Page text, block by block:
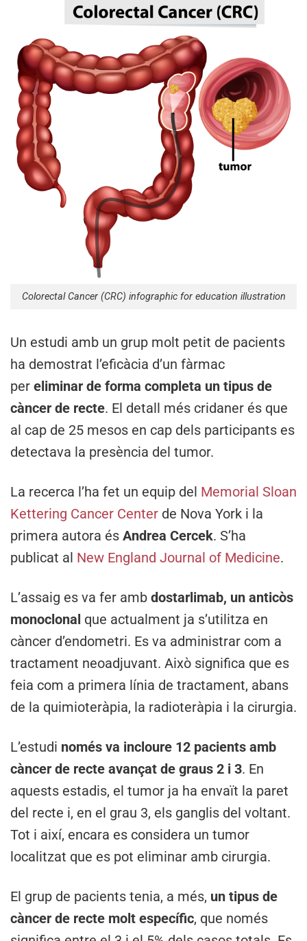
Colorectal Cancer (CRC) infographic for education illustration
Un estudi amb un grup molt petit de pacients
ha demostrat l’eficàcia d’un fàrmac
per eliminar de forma completa un tipus de
càncer de recte. El detall més cridaner és que
al cap de 25 mesos en cap dels participants es
detectava la presència del tumor.
La recerca l’ha fet un equip del Memorial Sloan
Kettering Cancer Center de Nova York i la
primera autora és Andrea Cercek. S’ha
publicat al New England Journal of Medicine.
L’assaig es va fer amb dostarlimab, un anticòs
monoclonal que actualment ja s’utilitza en
càncer d’endometri. Es va administrar com a
tractament neoadjuvant. Això significa que es
feia com a primera línia de tractament, abans
de la quimioteràpia, la radioteràpia i la cirurgia.
L’estudi només va incloure 12 pacients amb
càncer de recte avançat de graus 2 i 3. En
aquests estadis, el tumor ja ha envaït la paret
del recte i, en el grau 3, els ganglis del voltant.
Tot i així, encara es considera un tumor
localitzat que es pot eliminar amb cirurgia.
El grup de pacients tenia, a més, un tipus de
càncer de recte molt específic, que només